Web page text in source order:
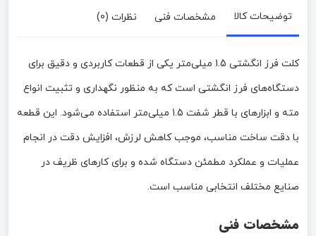
توضیحات کالا مشخصات فنی نظرات (0)
کلت فرز انگشتی 1.5 میلی‌متر یکی از قطعات کاربردی و دقیق برای
دستگاه‌های فرز انگشتی است که به منظور نگهداری و تثبیت انواع
مته و ابزارهای با قطر شفت 1.5 میلی‌متر استفاده می‌شود. این قطعه
با دقت ساخت مناسب، موجب کاهش لرزش، افزایش دقت در انجام
عملیات و عملکرد مطمئن دستگاه شده و برای کارهای ظریف در
صنایع مختلف انتخابی مناسب است.
مشخصات فنی